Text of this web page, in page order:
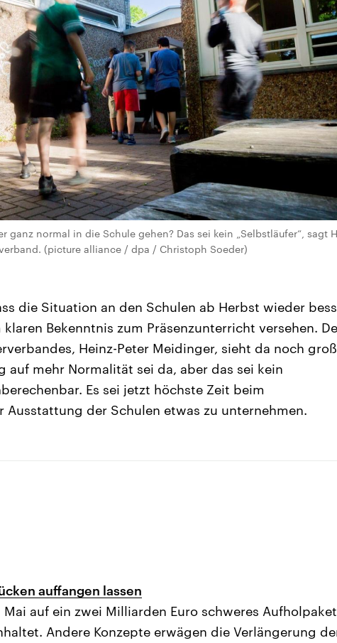
ganz normal in die Schule gehen? Das sei kein „Selbstläufer“, sagt
(picture alliance / dpa / Christoph Soeder)
die Situation an den Schulen ab Herbst wieder
Bekenntnis zum Präsenzunterricht versehen.
Heinz-Peter Meidinger, sieht da noch
auf mehr Normalität sei da, aber das sei kein
Es sei jetzt höchste Zeit beim
Ausstattung der Schulen etwas zu unternehmen.
auffangen lassen
auf ein zwei Milliarden Euro schweres Aufholpaket
Andere Konzepte erwägen die Verlängerung